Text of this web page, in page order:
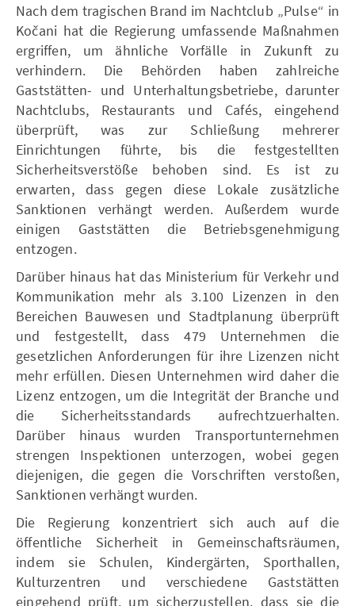
Nach dem tragischen Brand im Nachtclub „Pulse“ in
Kočani hat die Regierung umfassende Maßnahmen
ergriffen, um ähnliche Vorfälle in Zukunft zu
verhindern. Die Behörden haben zahlreiche
Gaststätten- und Unterhaltungsbetriebe, darunter
Nachtclubs, Restaurants und Cafés, eingehend
überprüft, was zur Schließung mehrerer
Einrichtungen führte, bis die festgestellten
Sicherheitsverstöße behoben sind. Es ist zu
erwarten, dass gegen diese Lokale zusätzliche
Sanktionen verhängt werden. Außerdem wurde
einigen Gaststätten die Betriebsgenehmigung
entzogen.
Darüber hinaus hat das Ministerium für Verkehr und
Kommunikation mehr als 3.100 Lizenzen in den
Bereichen Bauwesen und Stadtplanung überprüft
und festgestellt, dass 479 Unternehmen die
gesetzlichen Anforderungen für ihre Lizenzen nicht
mehr erfüllen. Diesen Unternehmen wird daher die
Lizenz entzogen, um die Integrität der Branche und
die Sicherheitsstandards aufrechtzuerhalten.
Darüber hinaus wurden Transportunternehmen
strengen Inspektionen unterzogen, wobei gegen
diejenigen, die gegen die Vorschriften verstoßen,
Sanktionen verhängt wurden.
Die Regierung konzentriert sich auch auf die
öffentliche Sicherheit in Gemeinschaftsräumen,
indem sie Schulen, Kindergärten, Sporthallen,
Kulturzentren und verschiedene Gaststätten
eingehend prüft, um sicherzustellen, dass sie die